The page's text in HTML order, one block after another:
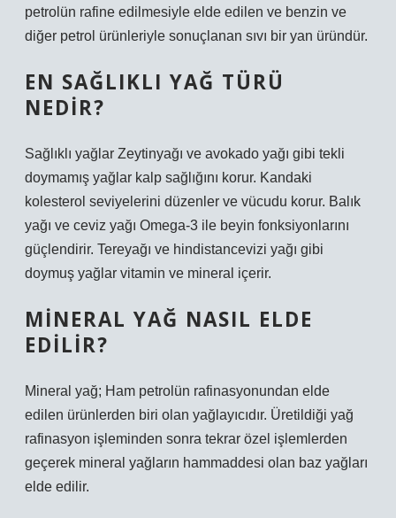
petrolün rafine edilmesiyle elde edilen ve benzin ve
diğer petrol ürünleriyle sonuçlanan sıvı bir yan üründür.
EN SAĞLIKLI YAĞ TÜRÜ
NEDIR?
Sağlıklı yağlar Zeytinyağı ve avokado yağı gibi tekli
doymamış yağlar kalp sağlığını korur. Kandaki
kolesterol seviyelerini düzenler ve vücudu korur. Balık
yağı ve ceviz yağı Omega-3 ile beyin fonksiyonlarını
güçlendirir. Tereyağı ve hindistancevizi yağı gibi
doymuş yağlar vitamin ve mineral içerir.
MINERAL YAĞ NASIL ELDE
EDILIR?
Mineral yağ; Ham petrolün rafinasyonundan elde
edilen ürünlerden biri olan yağlayıcıdır. Üretildiği yağ
rafinasyon işleminden sonra tekrar özel işlemlerden
geçerek mineral yağların hammaddesi olan baz yağları
elde edilir.